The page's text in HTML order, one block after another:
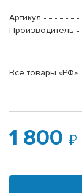
Артикул
Производитель
Все товары «РФ»
1 800